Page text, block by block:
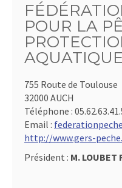
POUR LA
755 Route de Toulouse
32000 AUCH
Téléphone :
Email :
http://www.gers-
Président : M. LOUBET